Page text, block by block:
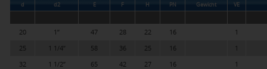
d d2 E F H PN Gewicht VE
20 1” 47 28 22 16
1
25
1 1/4” 58 36 25 16
1
32
1 1/2” 65 42 27 16
1